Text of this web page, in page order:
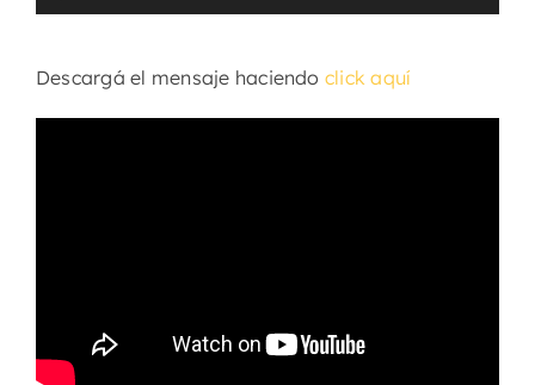
de
Descargá el mensaje haciendo click aquí